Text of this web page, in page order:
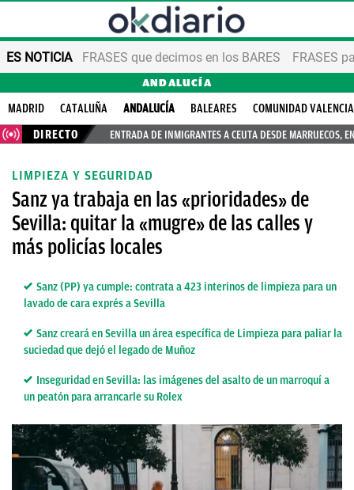
ES NOTICIA FRASES que decimos en los BARES FRASES
ANDALUCÍA
MADRID CATALUÑA ANDALUCÍA BALEARES
COMUNIDAD
DIRECTO
ENTRADA DE INMIGRANTES A CEUTA DESDE MARRUECOS,
LIMPIEZA Y SEGURIDAD
Sanz ya trabaja en las «prioridades» de
Sevilla: quitar la «mugre» de las calles y
más policías locales
Sanz (PP) ya cumple: contrata a 423 interinos de limpieza para un
lavado de cara exprés a Sevilla
Sanz creará en Sevilla un área específica de Limpieza para paliar la
suciedad que dejó el legado de Muñoz
Inseguridad en Sevilla: las imágenes del asalto de un marroquí a
un peatón para arrancarle su Rolex